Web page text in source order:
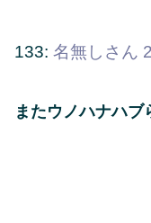
133: 名無しさん
またウノハナハブ